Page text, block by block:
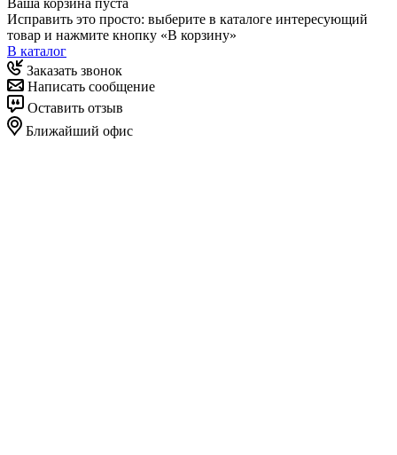
Ваша корзина пуста
Исправить это просто: выберите в каталоге интересующий
товар и нажмите кнопку «В корзину»
В каталог
Заказать звонок
Написать сообщение
Оставить отзыв
Ближайший офис